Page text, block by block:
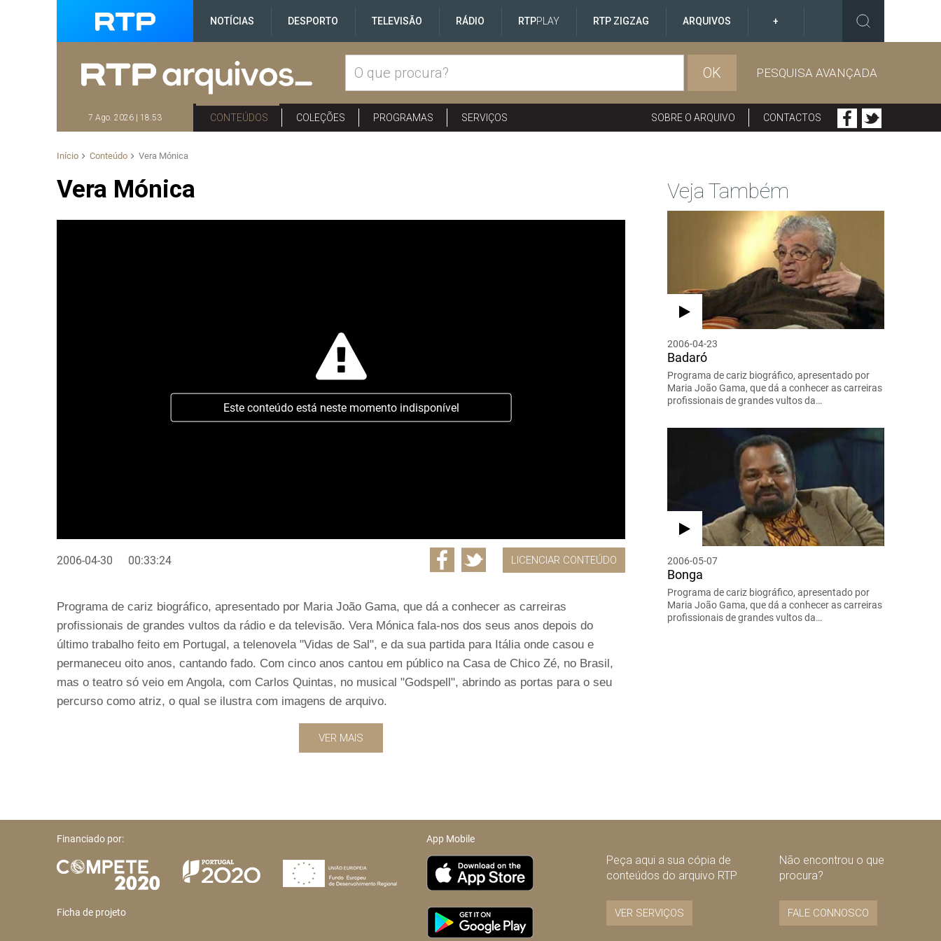
NOTÍCIAS DESPORTO TELEVISÃO RÁDIO RTPPLAY RTP ZIGZAG ARQUIVOS +
OK PESQUISA AVANÇADA
7 Ago. 2026 | 18:53 CONTEÚDOS COLEÇÕES PROGRAMAS SERVIÇOS SOBRE O ARQUIVO CONTACTOS
Início Conteúdo Vera Mónica
Vera Mónica
Este conteúdo está neste momento indisponível
2006-04-30 00:33:24 LICENCIAR CONTEÚDO
Programa de cariz biográfico, apresentado por Maria João Gama, que dá a conhecer as carreiras
profissionais de grandes vultos da rádio e da televisão. Vera Mónica fala-nos dos seus anos depois do
último trabalho feito em Portugal, a telenovela "Vidas de Sal", e da sua partida para Itália onde casou e
permaneceu oito anos, cantando fado. Com cinco anos cantou em público na Casa de Chico Zé, no Brasil,
mas o teatro só veio em Angola, com Carlos Quintas, no musical "Godspell", abrindo as portas para o seu
percurso como atriz, o qual se ilustra com imagens de arquivo.
VER MAIS
Veja Também
2006-04-23
Badaró
Programa de cariz biográfico, apresentado por
Maria João Gama, que dá a conhecer as carreiras
profissionais de grandes vultos da…
2006-05-07
Bonga
Programa de cariz biográfico, apresentado por
Maria João Gama, que dá a conhecer as carreiras
profissionais de grandes vultos da…
Financiado por:
Ficha de projeto
App Mobile
Peça aqui a sua cópia de
conteúdos do arquivo RTP
VER SERVIÇOS
Não encontrou o que
procura?
FALE CONNOSCO